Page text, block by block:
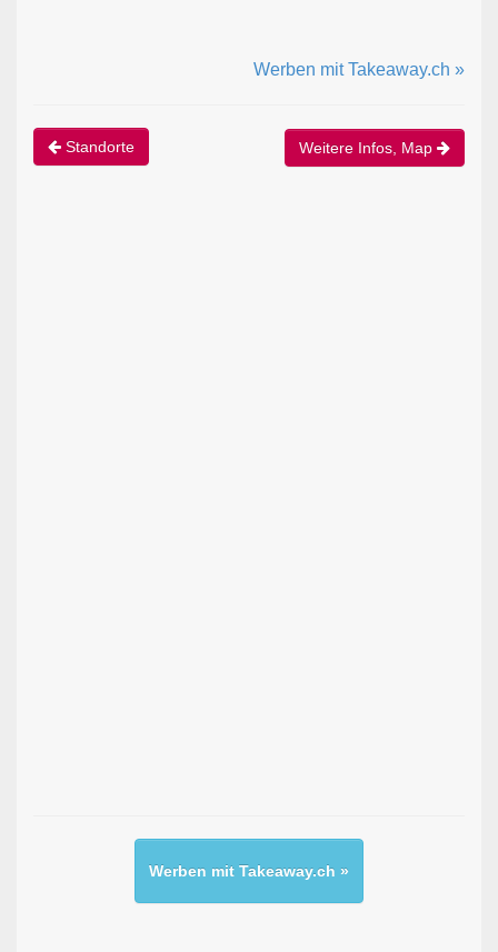
Werben mit Takeaway.ch »
Standorte Weitere Infos, Map
Werben mit Takeaway.ch »